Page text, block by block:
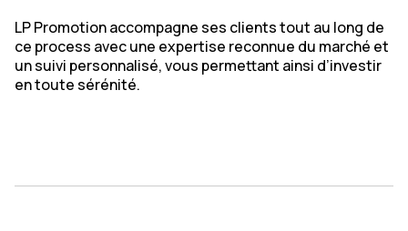
LP Promotion accompagne ses clients tout au long de
ce process avec une expertise reconnue du marché et
un suivi personnalisé, vous permettant ainsi d’investir
en toute sérénité.